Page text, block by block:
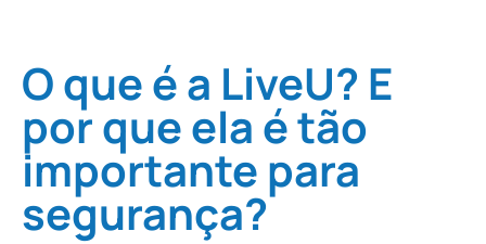
O que é a LiveU? E
por que ela é tão
importante para
segurança?